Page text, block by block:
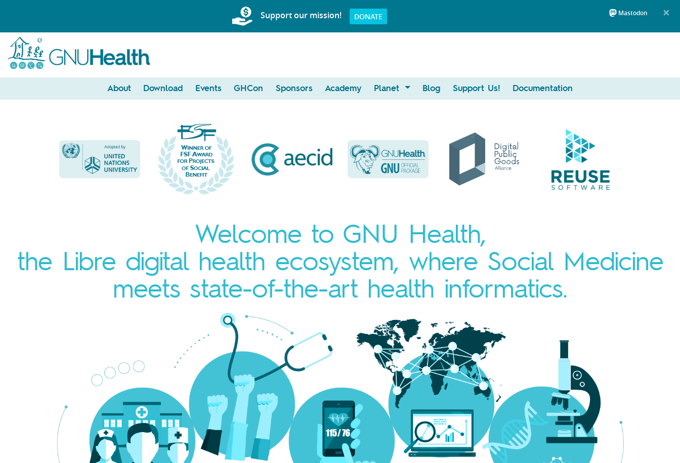
Support our mission! DONATE Mastodon ×
About Download Events GHCon Sponsors Academy Planet Blog Support Us! Documentation
Welcome to GNU Health,
the Libre digital health ecosystem, where Social Medicine
meets state-of-the-art health informatics.